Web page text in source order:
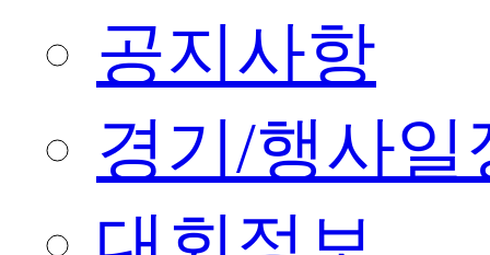
공지사항
경기/행사일